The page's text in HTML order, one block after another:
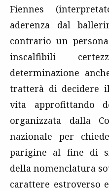
Fiennes
aderenza dal
contrario un
inscalfibili
determinazione
tratterà di decidere
vita approfittando
organizzata dalla
nazionale per
parigine al fine di
della nomenclatura
carattere estroverso